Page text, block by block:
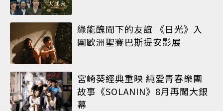
綠能醜聞下的友誼 《日光》入
圍歐洲聖賽巴斯提安影展
宮崎葵經典重映 純愛青春樂團
故事《SOLANIN》8月再闖大銀
幕